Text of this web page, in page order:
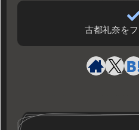
古都礼奈を